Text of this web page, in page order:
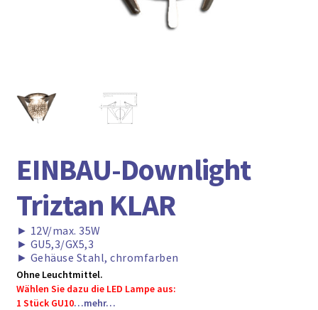
EINBAU-Downlight
Triztan KLAR
► 12V/max. 35W
► GU5,3/GX5,3
► Gehäuse Stahl, chromfarben
Ohne Leuchtmittel.
Wählen Sie dazu die LED Lampe aus:
1 Stück GU10…mehr…